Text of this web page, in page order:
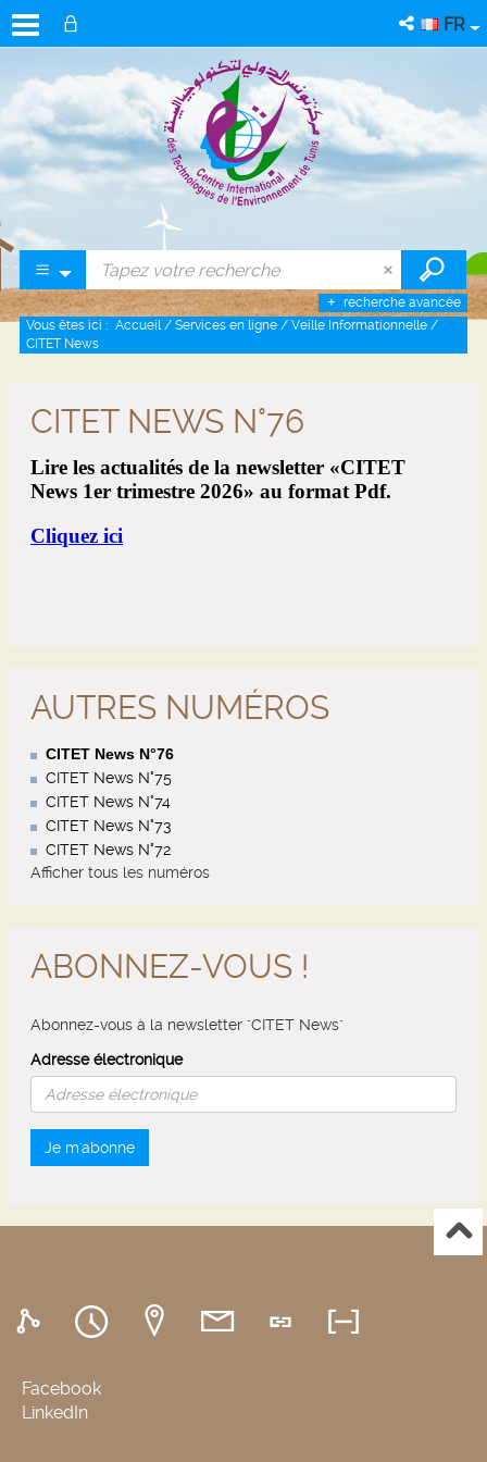
FR
recherche avancée
Vous êtes ici : Accueil / Services en ligne / Veille Informationnelle /
CITET News
CITET NEWS N°76
AUTRES NUMÉROS
CITET News N°76
CITET News N°75
CITET News N°74
CITET News N°73
CITET News N°72
Afficher tous les numéros
ABONNEZ-VOUS !
Abonnez-vous à la newsletter "CITET News"
Adresse électronique
Je m'abonne
Facebook
LinkedIn